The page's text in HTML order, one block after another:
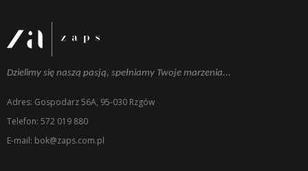
Dzielimy się naszą pasją, spełniamy Twoje marzenia...
Adres: Gospodarz 56A, 95-030 Rzgów
Telefon: 572 019 880
E-mail: bok@zaps.com.pl